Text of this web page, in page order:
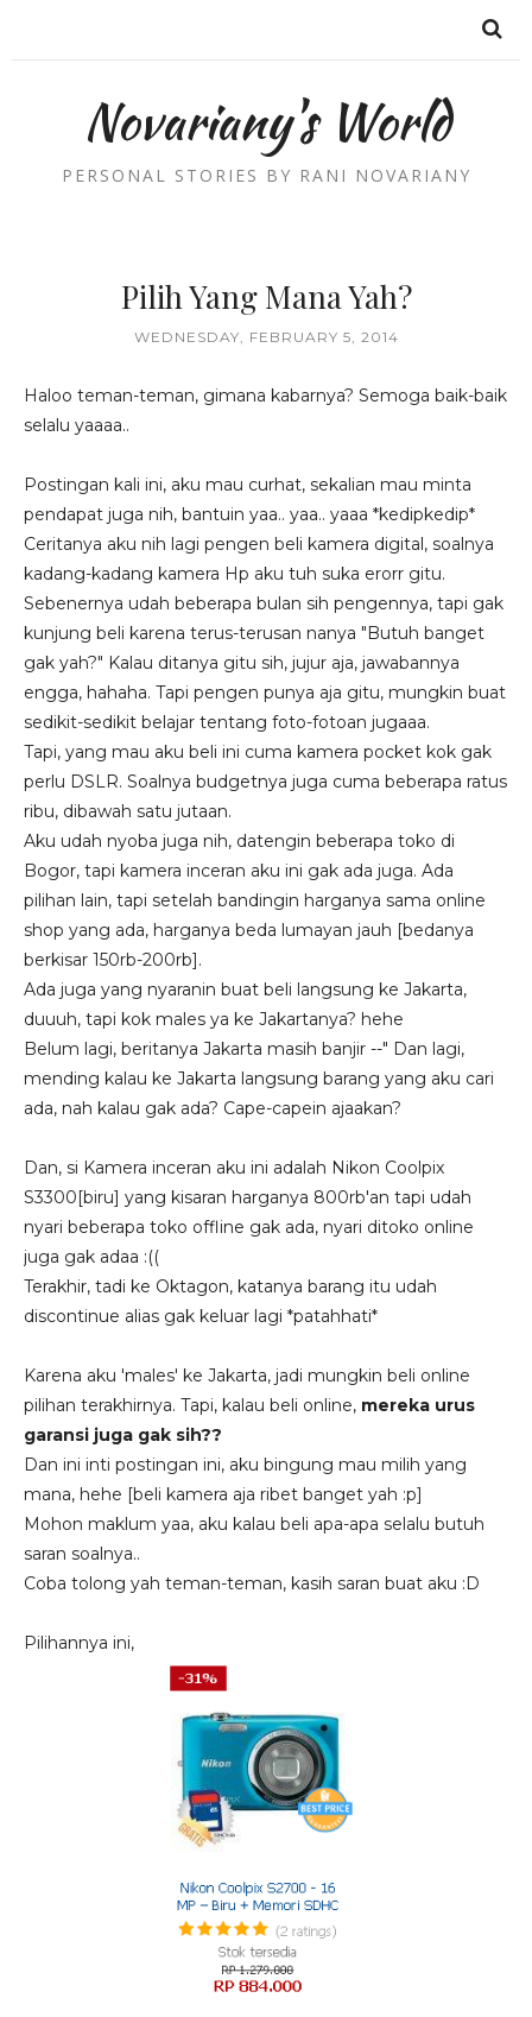
Novariany's World
PERSONAL STORIES BY RANI NOVARIANY
Pilih Yang Mana Yah?
WEDNESDAY, FEBRUARY 5, 2014
Haloo teman-teman, gimana kabarnya? Semoga baik-baik
selalu yaaaa..
Postingan kali ini, aku mau curhat, sekalian mau minta
pendapat juga nih, bantuin yaa.. yaa.. yaaa *kedipkedip*
Ceritanya aku nih lagi pengen beli kamera digital, soalnya
kadang-kadang kamera Hp aku tuh suka erorr gitu.
Sebenernya udah beberapa bulan sih pengennya, tapi gak
kunjung beli karena terus-terusan nanya "Butuh banget
gak yah?" Kalau ditanya gitu sih, jujur aja, jawabannya
engga, hahaha. Tapi pengen punya aja gitu, mungkin buat
sedikit-sedikit belajar tentang foto-fotoan jugaaa.
Tapi, yang mau aku beli ini cuma kamera pocket kok gak
perlu DSLR. Soalnya budgetnya juga cuma beberapa ratus
ribu, dibawah satu jutaan.
Aku udah nyoba juga nih, datengin beberapa toko di
Bogor, tapi kamera inceran aku ini gak ada juga. Ada
pilihan lain, tapi setelah bandingin harganya sama online
shop yang ada, harganya beda lumayan jauh [bedanya
berkisar 150rb-200rb].
Ada juga yang nyaranin buat beli langsung ke Jakarta,
duuuh, tapi kok males ya ke Jakartanya? hehe
Belum lagi, beritanya Jakarta masih banjir --" Dan lagi,
mending kalau ke Jakarta langsung barang yang aku cari
ada, nah kalau gak ada? Cape-capein ajaakan?
Dan, si Kamera inceran aku ini adalah Nikon Coolpix
S3300[biru] yang kisaran harganya 800rb'an tapi udah
nyari beberapa toko offline gak ada, nyari ditoko online
juga gak adaa :((
Terakhir, tadi ke Oktagon, katanya barang itu udah
discontinue alias gak keluar lagi *patahhati*
Karena aku 'males' ke Jakarta, jadi mungkin beli online
pilihan terakhirnya. Tapi, kalau beli online, mereka urus
garansi juga gak sih??
Dan ini inti postingan ini, aku bingung mau milih yang
mana, hehe [beli kamera aja ribet banget yah :p]
Mohon maklum yaa, aku kalau beli apa-apa selalu butuh
saran soalnya..
Coba tolong yah teman-teman, kasih saran buat aku :D
Pilihannya ini,